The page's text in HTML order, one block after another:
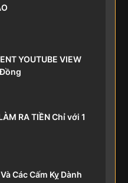
YOUTUBE VIEW
RA TIỀN Chỉ với 1
Các Cấm Kỵ Dành